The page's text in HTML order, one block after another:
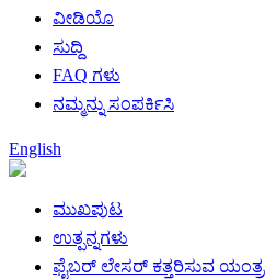
ವೀಡಿಯೊ
ಸುದ್ದಿ
FAQ ಗಳು
ನಮ್ಮನ್ನು ಸಂಪರ್ಕಿಸಿ
English
ಮುಖಪುಟ
ಉತ್ಪನ್ನಗಳು
ಫೈಬರ್ ಲೇಸರ್ ಕತ್ತರಿಸುವ ಯಂತ್ರ